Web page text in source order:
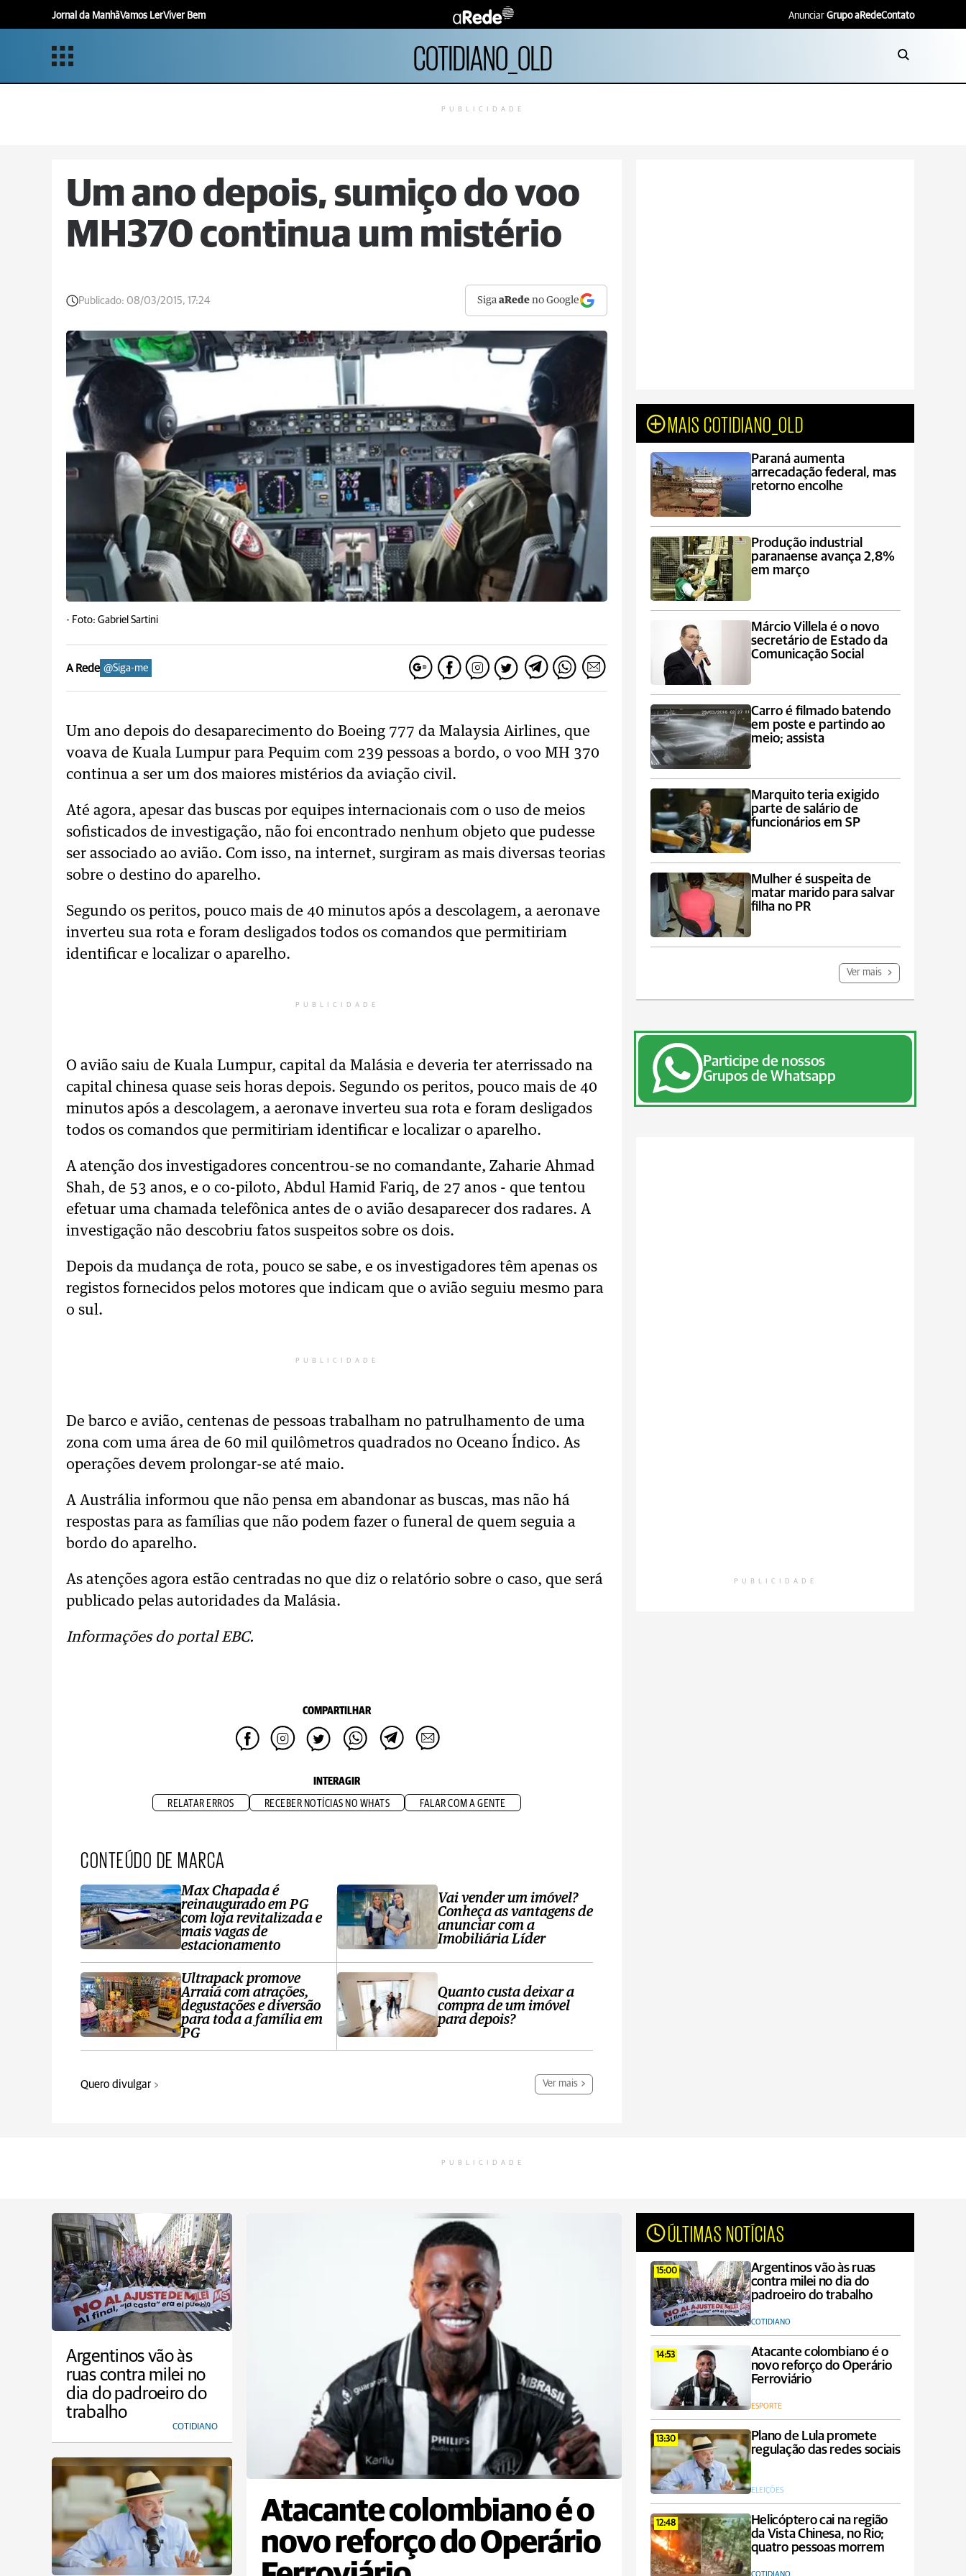
Jornal da ManhãVamos LerViver Bem Anunciar Grupo aRedeContato
COTIDIANO_OLD
PUBLICIDADE
Um ano depois, sumiço do voo
MH370 continua um mistério
Publicado: 08/03/2015, 17:24 SigaaRede no Google
- Foto: Gabriel Sartini
A Rede @Siga-me
Um ano depois do desaparecimento do Boeing 777 da Malaysia Airlines, que
voava de Kuala Lumpur para Pequim com 239 pessoas a bordo, o voo MH 370
continua a ser um dos maiores mistérios da aviação civil.
Até agora, apesar das buscas por equipes internacionais com o uso de meios
sofisticados de investigação, não foi encontrado nenhum objeto que pudesse
ser associado ao avião. Com isso, na internet, surgiram as mais diversas teorias
sobre o destino do aparelho.
Segundo os peritos, pouco mais de 40 minutos após a descolagem, a aeronave
inverteu sua rota e foram desligados todos os comandos que permitiriam
identificar e localizar o aparelho.
PUBLICIDADE
O avião saiu de Kuala Lumpur, capital da Malásia e deveria ter aterrissado na
capital chinesa quase seis horas depois. Segundo os peritos, pouco mais de 40
minutos após a descolagem, a aeronave inverteu sua rota e foram desligados
todos os comandos que permitiriam identificar e localizar o aparelho.
A atenção dos investigadores concentrou-se no comandante, Zaharie Ahmad
Shah, de 53 anos, e o co-piloto, Abdul Hamid Fariq, de 27 anos - que tentou
efetuar uma chamada telefônica antes de o avião desaparecer dos radares. A
investigação não descobriu fatos suspeitos sobre os dois.
Depois da mudança de rota, pouco se sabe, e os investigadores têm apenas os
registos fornecidos pelos motores que indicam que o avião seguiu mesmo para
o sul.
PUBLICIDADE
De barco e avião, centenas de pessoas trabalham no patrulhamento de uma
zona com uma área de 60 mil quilômetros quadrados no Oceano Índico. As
operações devem prolongar-se até maio.
A Austrália informou que não pensa em abandonar as buscas, mas não há
respostas para as famílias que não podem fazer o funeral de quem seguia a
bordo do aparelho.
As atenções agora estão centradas no que diz o relatório sobre o caso, que será
publicado pelas autoridades da Malásia.
Informações do portal EBC.
COMPARTILHAR
INTERAGIR
RELATAR ERROS RECEBER NOTÍCIAS NO WHATS FALAR COM A GENTE
CONTEÚDO DE MARCA
Max Chapada é
reinaugurado em PG
com loja revitalizada e
mais vagas de
estacionamento
Ultrapack promove
Arraiá com atrações,
degustações e diversão
para toda a família em
PG
Vai vender um imóvel?
Conheça as vantagens de
anunciar com a
Imobiliária Líder
Quanto custa deixar a
compra de um imóvel
para depois?
Quero divulgar Ver mais
MAIS COTIDIANO_OLD
Paraná aumenta
arrecadação federal, mas
retorno encolhe
Produção industrial
paranaense avança 2,8%
em março
Márcio Villela é o novo
secretário de Estado da
Comunicação Social
Carro é filmado batendo
em poste e partindo ao
meio; assista
Marquito teria exigido
parte de salário de
funcionários em SP
Mulher é suspeita de
matar marido para salvar
filha no PR
Ver mais
Participe de nossos
Grupos de Whatsapp
PUBLICIDADE
PUBLICIDADE
Argentinos vão às
ruas contra milei no
dia do padroeiro do
trabalho
COTIDIANO
Atacante colombiano é o
novo reforço do Operário
ÚLTIMAS NOTÍCIAS
15:00
Argentinos vão às ruas
contra milei no dia do
padroeiro do trabalho
COTIDIANO
14:53
Atacante colombiano é o
novo reforço do Operário
Ferroviário
ESPORTE
13:30
Plano de Lula promete
regulação das redes sociais
ELEIÇÕES
12:48
Helicóptero cai na região
da Vista Chinesa, no Rio;
quatro pessoas morrem
COTIDIANO